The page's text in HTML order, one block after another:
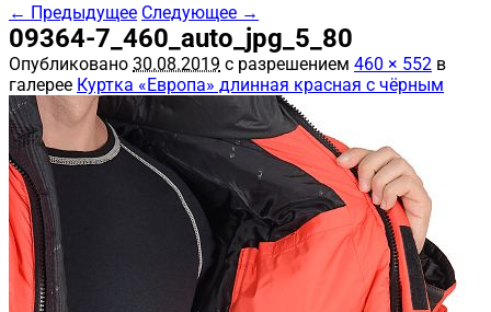
← Предыдущее Следующее →
09364-7_460_auto_jpg_5_80
Опубликовано 30.08.2019 с разрешением 460 × 552 в
галерее Куртка «Европа» длинная красная с чёрным